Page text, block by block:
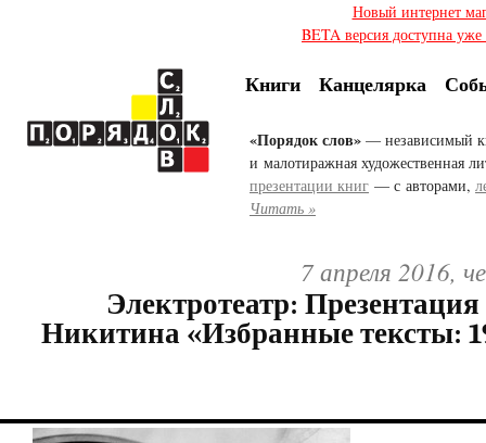
Новый интернет
BETA версия доступна
Книги Канцелярка
«Порядок слов» — независимый
и малотиражная художественная
презентации книг — с авторами,
Читать »
7 апреля 2016,
Электротеатр:
Никитина «Избранные тексты: